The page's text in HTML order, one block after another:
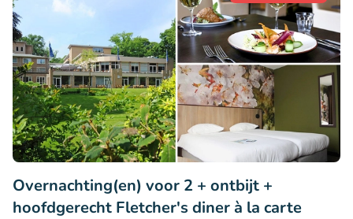
Overnachting(en) voor 2 + ontbijt +
hoofdgerecht Fletcher's diner à la carte